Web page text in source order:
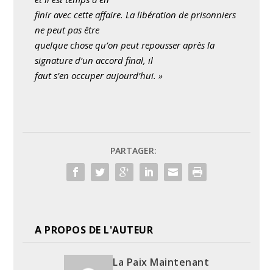
finir avec cette affaire. La libération de prisonniers
ne peut pas être
quelque chose qu’on peut repousser après la
signature d’un accord final, il
faut s’en occuper aujourd’hui. »
PARTAGER:
A PROPOS DE L'AUTEUR
La Paix Maintenant